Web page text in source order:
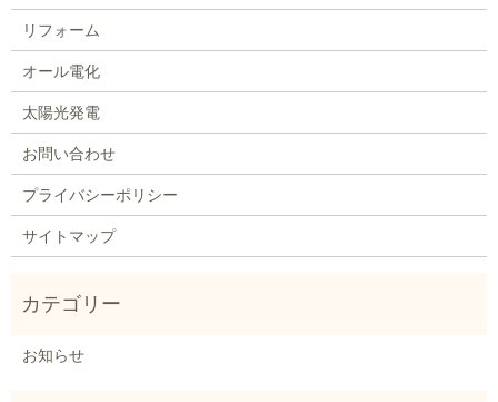
リフォーム
オール電化
太陽光発電
お問い合わせ
プライバシーポリシー
サイトマップ
お知らせ